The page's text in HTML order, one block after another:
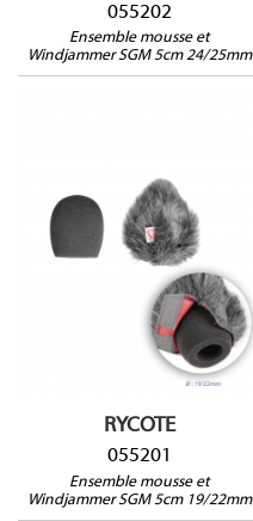
055202
Ensemble mousse et
Windjammer SGM 5cm 24/25mm
RYCOTE
055201
Ensemble mousse et
Windjammer SGM 5cm 19/22mm
Compatible avec : Audix
SCX1C, JVC DY-500, GY-HD
200, MV-P615U, Sennheiser
ME64 K6, Sony ECM CG1-
XM1, HDV Z7, PDW350,
PMW-F5/55, PXW-X180,
Voice Technologies VT-5000